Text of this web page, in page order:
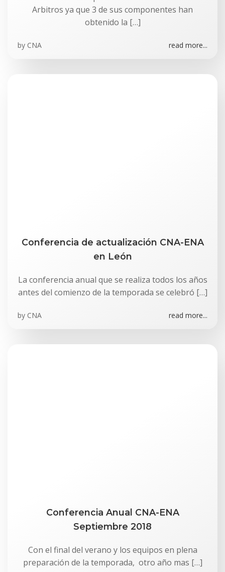
Arbitros ya que 3 de sus componentes han
obtenido la […]
by CNA read more...
Conferencia de actualización CNA-ENA
en León
La conferencia anual que se realiza todos los años
antes del comienzo de la temporada se celebró […]
by CNA read more...
Conferencia Anual CNA-ENA
Septiembre 2018
Con el final del verano y los equipos en plena
preparación de la temporada, otro año mas […]